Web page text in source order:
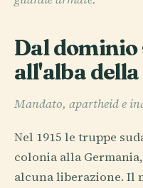
Dal
all'alba
Mandato, apartheid e
Nel 1915 le truppe
colonia alla
alcuna liberazione. Il